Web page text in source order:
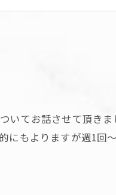
いてお話させて頂き
にもよりますが週1回